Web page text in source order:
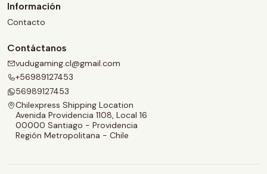
Información
Contacto
Contáctanos
vudugaming.cl@gmail.com
+56989127453
56989127453
Chilexpress Shipping Location
Avenida Providencia 1108, Local 16
00000 Santiago - Providencia
Región Metropolitana - Chile